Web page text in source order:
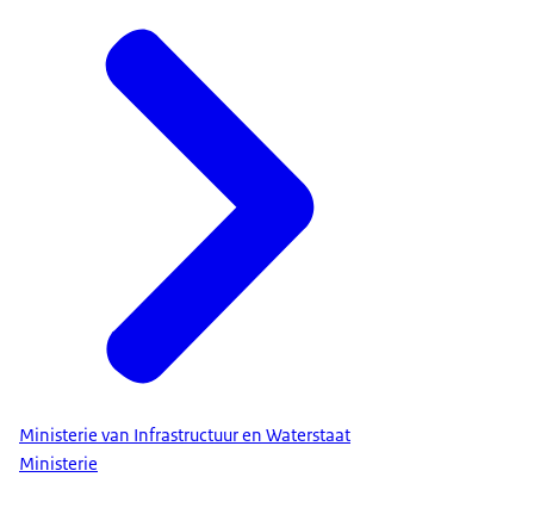
Ministerie van Infrastructuur en Waterstaat
Ministerie